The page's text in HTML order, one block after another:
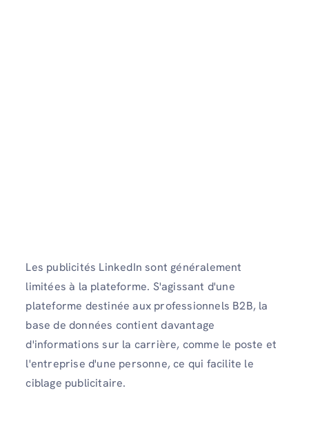
Les publicités LinkedIn sont généralement
limitées à la plateforme. S'agissant d'une
plateforme destinée aux professionnels B2B, la
base de données contient davantage
d'informations sur la carrière, comme le poste et
l'entreprise d'une personne, ce qui facilite le
ciblage publicitaire.